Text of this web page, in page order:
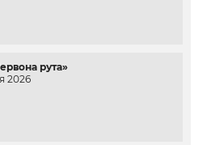
рута»
2026